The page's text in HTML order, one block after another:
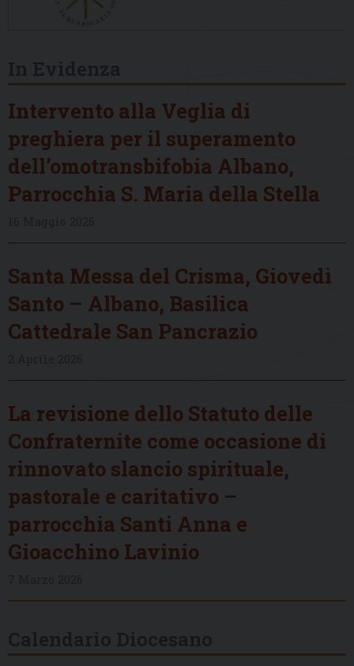
Intervento alla Veglia di
preghiera per il superamento
dell’omotransbifobia Albano,
Parrocchia S. Maria della Stella
Santa Messa del Crisma, Giovedì
Santo – Albano, Basilica
Cattedrale San Pancrazio
La revisione dello Statuto delle
Confraternite come occasione di
rinnovato slancio spirituale,
pastorale e caritativo –
parrocchia Santi Anna e
Gioacchino Lavinio